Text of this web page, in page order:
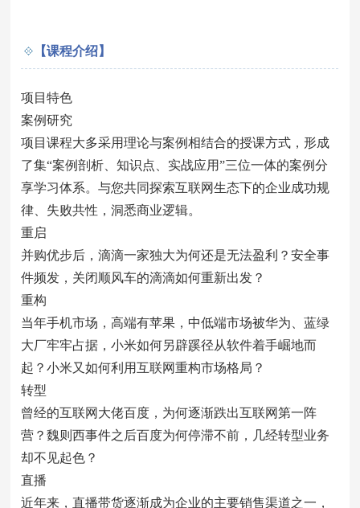
【课程介绍】
项目特色
案例研究
项目课程大多采用理论与案例相结合的授课方式，形成
了集“案例剖析、知识点、实战应用”三位一体的案例分
享学习体系。与您共同探索互联网生态下的企业成功规
律、失败共性，洞悉商业逻辑。
重启
并购优步后，滴滴一家独大为何还是无法盈利？安全事
件频发，关闭顺风车的滴滴如何重新出发？
重构
当年手机市场，高端有苹果，中低端市场被华为、蓝绿
大厂牢牢占据，小米如何另辟蹊径从软件着手崛地而
起？小米又如何利用互联网重构市场格局？
转型
曾经的互联网大佬百度，为何逐渐跌出互联网第一阵
营？魏则西事件之后百度为何停滞不前，几经转型业务
却不见起色？
直播
近年来，直播带货逐渐成为企业的主要销售渠道之一，